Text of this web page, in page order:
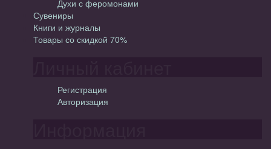
Духи с феромонами
Сувениры
Книги и журналы
Товары со скидкой 70%
Регистрация
Авторизация